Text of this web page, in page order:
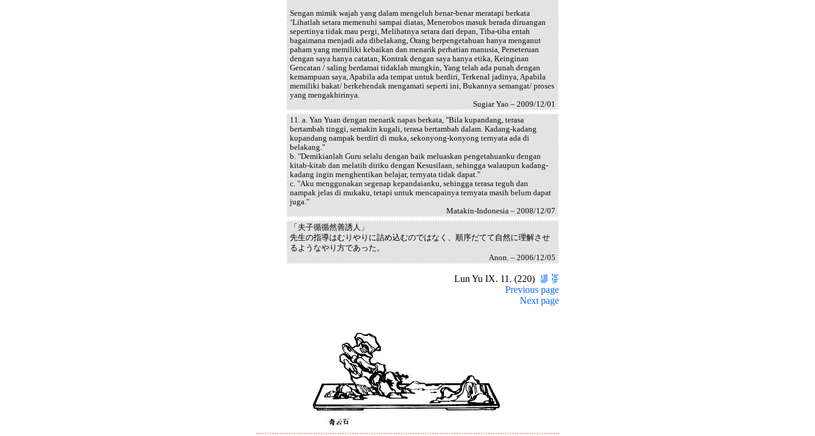
Sengan mimik wajah yang dalam mengeluh benar-benar meratapi berkata
‘Lihatlah setara memenuhi sampai diatas, Menerobos masuk berada diruangan
sepertinya tidak mau pergi, Melihatnya setara dari depan, Tiba-tiba entah
bagaimana menjadi ada dibelakang, Orang berpengetahuan hanya menganut
paham yang memiliki kebaikan dan menarik perhatian manusia, Perseteruan
dengan saya hanya catatan, Kontrak dengan saya hanya etika, Keinginan
Gencatan / saling berdamai tidaklah mungkin, Yang telah ada punah dengan
kemampuan saya, Apabila ada tempat untuk berdiri, Terkenal jadinya, Apabila
memiliki bakat/ berkehendak mengamati seperti ini, Bukannya semangat/ proses
yang mengakhirinya.
Sugiar Yao – 2009/12/01
11. a. Yan Yuan dengan menarik napas berkata, "Bila kupandang, terasa
bertambah tinggi, semakin kugali, terasa bertambah dalam. Kadang-kadang
kupandang nampak berdiri di muka, sekonyong-konyong ternyata ada di
belakang."
b. "Demikianlah Guru selalu dengan baik meluaskan pengetahuanku dengan
kitab-kitab dan melatih diriku dengan Kesusilaan, sehingga walaupun kadang-
kadang ingin menghentikan belajar, ternyata tidak dapat."
c. "Aku menggunakan segenap kepandaianku, sehingga terasa teguh dan
nampak jelas di mukaku, tetapi untuk mencapainya ternyata masih belum dapat
juga."
Matakin-Indonesia – 2008/12/07
「夫子循循然善誘人」
先生の指導はむりやりに詰め込むのではなく、順序だてて自然に理解させ
るようなやり方であった。
Anon. – 2006/12/05
Lun Yu IX. 11. (220)
Previous page
Next page